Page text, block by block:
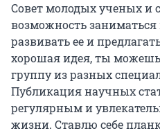
Совет молодых ученых и
возможность
развивать ее и
хорошая идея, ты
группу из разных
Публикация научных
регулярным и
жизни. Ставлю себе